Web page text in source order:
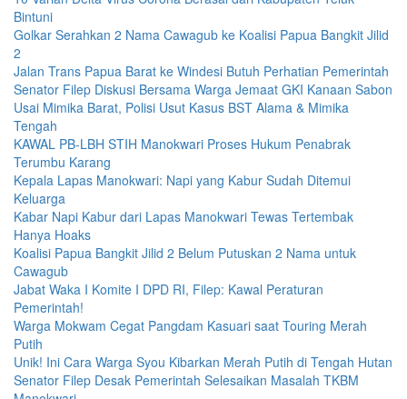
Bintuni
Golkar Serahkan 2 Nama Cawagub ke Koalisi Papua Bangkit Jilid
2
Jalan Trans Papua Barat ke Windesi Butuh Perhatian Pemerintah
Senator Filep Diskusi Bersama Warga Jemaat GKI Kanaan Sabon
Usai Mimika Barat, Polisi Usut Kasus BST Alama & Mimika
Tengah
KAWAL PB-LBH STIH Manokwari Proses Hukum Penabrak
Terumbu Karang
Kepala Lapas Manokwari: Napi yang Kabur Sudah Ditemui
Keluarga
Kabar Napi Kabur dari Lapas Manokwari Tewas Tertembak
Hanya Hoaks
Koalisi Papua Bangkit Jilid 2 Belum Putuskan 2 Nama untuk
Cawagub
Jabat Waka I Komite I DPD RI, Filep: Kawal Peraturan
Pemerintah!
Warga Mokwam Cegat Pangdam Kasuari saat Touring Merah
Putih
Unik! Ini Cara Warga Syou Kibarkan Merah Putih di Tengah Hutan
Senator Filep Desak Pemerintah Selesaikan Masalah TKBM